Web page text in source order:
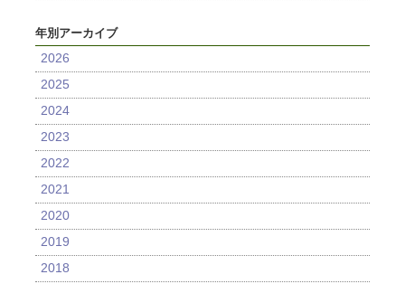
年別アーカイブ
2026
2025
2024
2023
2022
2021
2020
2019
2018